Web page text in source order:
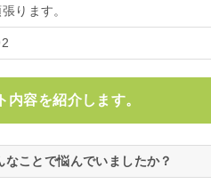
ります。
容を紹介します。
ことで悩んでいましたか？